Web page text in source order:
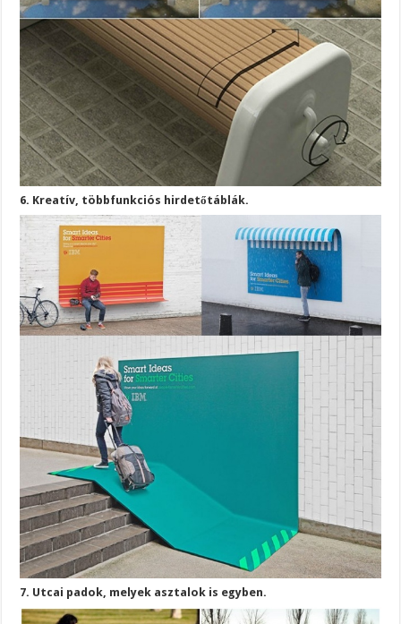
6. Kreatív, többfunkciós hirdetőtáblák.
7. Utcai padok, melyek asztalok is egyben.